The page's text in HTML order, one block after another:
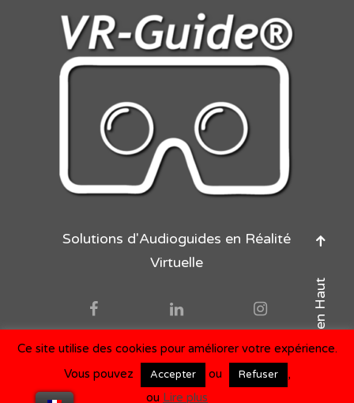
Solutions d'Audioguides en Réalité
Virtuelle
©Les Editions Eléana, 2015-21 Retour en Haut
Ce site utilise des cookies pour améliorer votre expérience.
Vous pouvez
Accepter ou Refuser
,
ou Lire plus